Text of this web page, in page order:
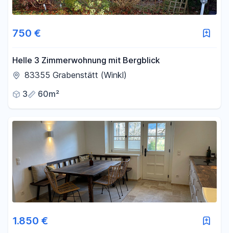
750 €
Helle 3 Zimmerwohnung mit Bergblick
83355 Grabenstätt (Winkl)
3
60m²
1.850 €